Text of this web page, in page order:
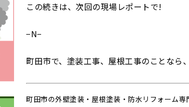
この続きは、次回の現場レポートで!
−N−
町田市で、塗装工事、屋根工事のことなら
町田市の外壁塗装・屋根塗装・防水リフォーム専